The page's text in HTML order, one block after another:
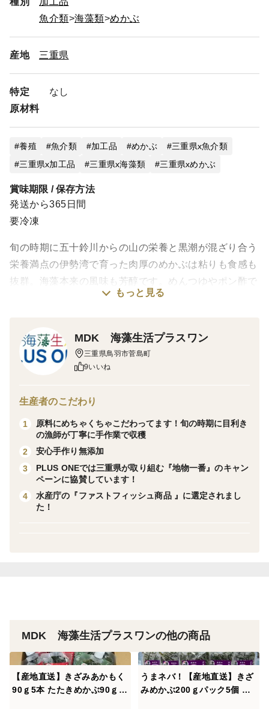
魚介類 海藻類 めかぶ
産地 三重県
特定
原材料
なし
養殖 魚介類 加工品 めかぶ
三重県x魚介類
三重県x加工品
三重県x海藻類 三重県xめかぶ
賞味期限 / 保存方法
発送から365日間
要冷凍
旬の時期に五十鈴川からの山の栄養と黒潮が混ざり合う
栄養満点の伊勢湾で育った肉厚のめかぶは粘りも食感も
抜群。海藻本来の風味も芳醇です。めんつゆやポン酢で
味付けしてあったかいご飯にかけたりうどんやそばにか
がよくお味噌汁に入れていただいてもおいしく召し上が
れます。
もっと見る
MDK 海藻生活プラスワン
三重県鳥羽市菅島町
9いいね
生産者のこだわり
1
原料にめちゃくちゃこだわってます！旬の時期に目利き
の漁師が丁寧に手作業で収穫
2
安心手作り無添加
3
PLUS ONEでは三重県が取り組む『地物一番』のキャン
ペーンに協賛しています！
4
水産庁の『ファストフィッシュ商品 』に選定されまし
た！
MDK 海藻生活プラスワンの他の商品
【産地直送】きざみあかもく
90ｇ5本 たたきめかぶ90ｇパ
うまネバ！【産地直送】きざ
みめかぶ200ｇパック5個 伊